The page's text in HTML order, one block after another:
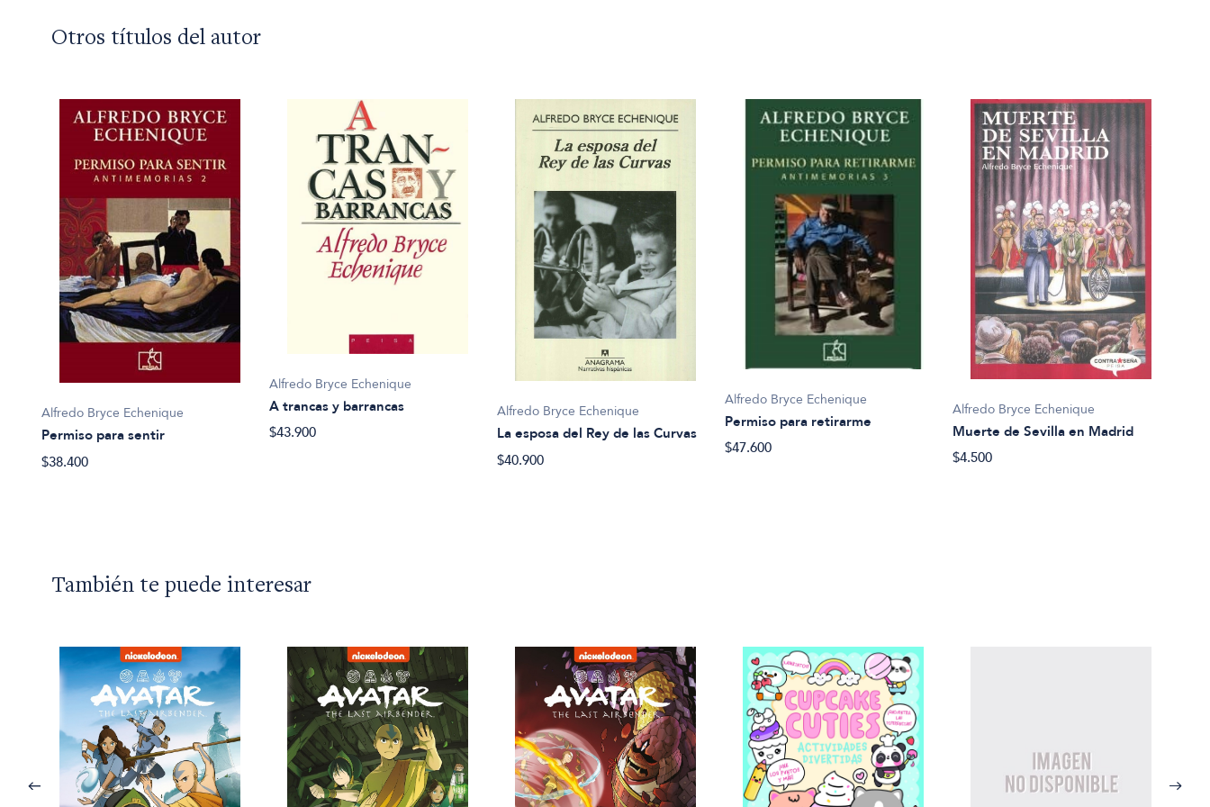
Otros títulos del autor
Alfredo Bryce Echenique
Permiso para sentir
$38.400
Alfredo Bryce Echenique
A trancas y barrancas
$43.900
Alfredo Bryce Echenique
La esposa del Rey de las Curvas
$40.900
Alfredo Bryce Echenique
Permiso para retirarme
$47.600
Alfredo Bryce Echenique
Muerte de Sevilla en Madrid
$4.500
También te puede interesar